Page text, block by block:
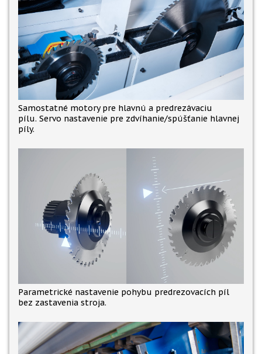
Samostatné motory pre hlavnú a predrezávaciu
pílu. Servo nastavenie pre zdvíhanie/spúšťanie hlavnej
píly.
Parametrické nastavenie pohybu predrezovacích píl
bez zastavenia stroja.